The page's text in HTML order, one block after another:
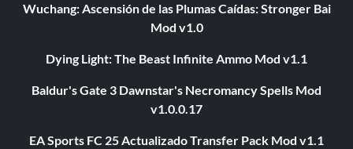
Wuchang: Ascensión de las Plumas Caídas: Stronger Bai
Mod v1.0
Dying Light: The Beast Infinite Ammo Mod v1.1
Baldur's Gate 3 Dawnstar's Necromancy Spells Mod
v1.0.0.17
EA Sports FC 25 Actualizado Transfer Pack Mod v1.1